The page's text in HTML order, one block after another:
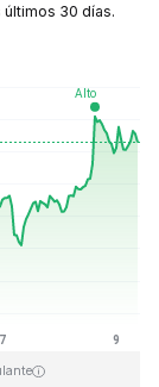
últimos 30 días.